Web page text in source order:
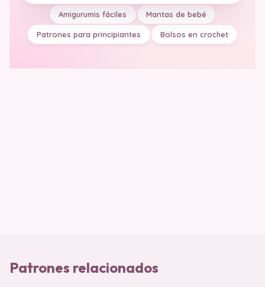
Amigurumis fáciles Mantas de bebé
Patrones para principiantes Bolsos en crochet
Patrones relacionados